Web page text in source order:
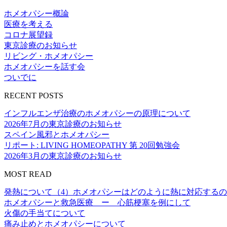
ホメオパシー概論
医療を考える
コロナ展望録
東京診療のお知らせ
リビング・ホメオパシー
ホメオパシーを話す会
ついでに
RECENT POSTS
インフルエンザ治療のホメオパシーの原理について
2026年7月の東京診療のお知らせ
スペイン風邪とホメオパシー
リポート: LIVING HOMEOPATHY 第 20回勉強会
2026年3月の東京診療のお知らせ
MOST READ
発熱について（4）ホメオパシーはどのように熱に対応する
ホメオパシーと救急医療 ー 心筋梗塞を例にして
火傷の手当てについて
痛み止めとホメオパシーについて